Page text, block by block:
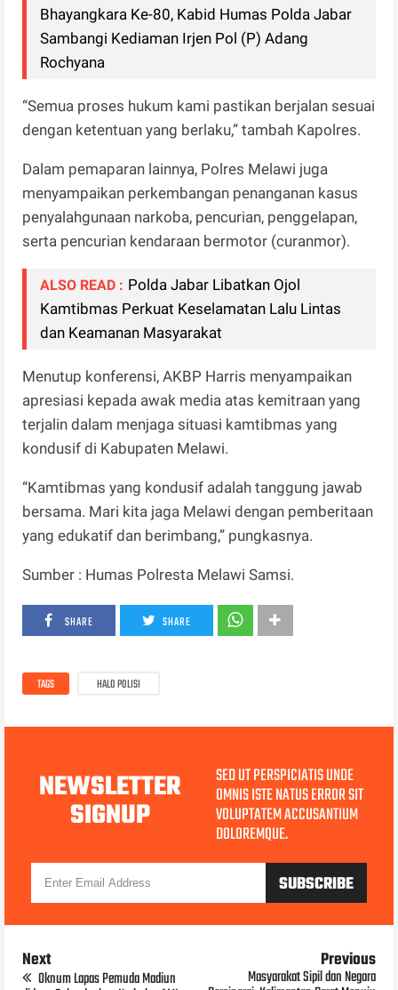
Bhayangkara Ke-80, Kabid Humas Polda Jabar
Sambangi Kediaman Irjen Pol (P) Adang
Rochyana
“Semua proses hukum kami pastikan berjalan sesuai
dengan ketentuan yang berlaku,” tambah Kapolres.
Dalam pemaparan lainnya, Polres Melawi juga
menyampaikan perkembangan penanganan kasus
penyalahgunaan narkoba, pencurian, penggelapan,
serta pencurian kendaraan bermotor (curanmor).
ALSO READ : Polda Jabar Libatkan Ojol
Kamtibmas Perkuat Keselamatan Lalu Lintas
dan Keamanan Masyarakat
Menutup konferensi, AKBP Harris menyampaikan
apresiasi kepada awak media atas kemitraan yang
terjalin dalam menjaga situasi kamtibmas yang
kondusif di Kabupaten Melawi.
“Kamtibmas yang kondusif adalah tanggung jawab
bersama. Mari kita jaga Melawi dengan pemberitaan
yang edukatif dan berimbang,” pungkasnya.
Sumber : Humas Polresta Melawi Samsi.
SHARE SHARE
TAGS HALO POLISI
NEWSLETTER
SIGNUP
SED UT PERSPICIATIS UNDE
OMNIS ISTE NATUS ERROR SIT
VOLUPTATEM ACCUSANTIUM
DOLOREMQUE.
Next
Oknum Lapas Pemuda Madiun
Previous
Masyarakat Sipil dan Negara